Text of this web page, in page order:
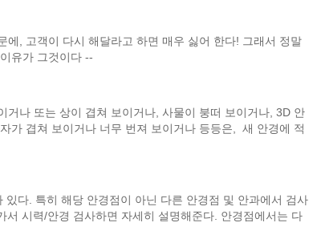
, 고객이 다시 해달라고 하면 매우 싫어 한다! 그래서 정말
유가 그것이다 --
나 또는 상이 겹쳐 보이거나, 사물이 붕떠 보이거나, 3D 안
가 겹쳐 보이거나 너무 번져 보이거나 등등은, 새 안경에 적
다. 특히 해당 안경점이 아닌 다른 안경점 및 안과에서 검사
시력/안경 검사하면 자세히 설명해준다. 안경점에서는 다